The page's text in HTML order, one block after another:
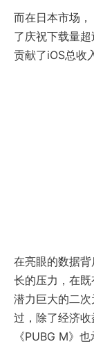
而在日本市场
了庆祝下载量
贡献了iOS总收
在亮眼的数据
长的压力，在
潜力巨大的二
过，除了经济
《PUBG M》